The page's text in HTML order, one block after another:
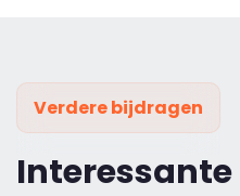
Verdere bijdragen